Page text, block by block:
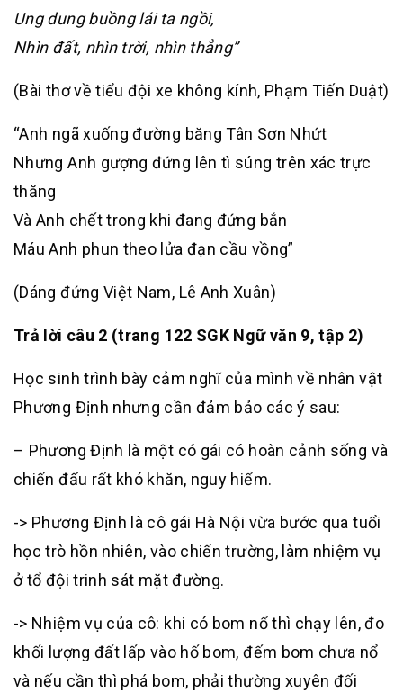
Ung dung buồng lái ta ngồi,
Nhìn đất, nhìn trời, nhìn thẳng”
(Bài thơ về tiểu đội xe không kính, Phạm Tiến Duật)
“Anh ngã xuống đường băng Tân Sơn Nhứt
Nhưng Anh gượng đứng lên tì súng trên xác trực
thăng
Và Anh chết trong khi đang đứng bắn
Máu Anh phun theo lửa đạn cầu vồng”
(Dáng đứng Việt Nam, Lê Anh Xuân)
Trả lời câu 2 (trang 122 SGK Ngữ văn 9, tập 2)
Học sinh trình bày cảm nghĩ của mình về nhân vật
Phương Định nhưng cần đảm bảo các ý sau:
– Phương Định là một có gái có hoàn cảnh sống và
chiến đấu rất khó khăn, nguy hiểm.
-> Phương Định là cô gái Hà Nội vừa bước qua tuổi
học trò hồn nhiên, vào chiến trường, làm nhiệm vụ
ở tổ đội trinh sát mặt đường.
-> Nhiệm vụ của cô: khi có bom nổ thì chạy lên, đo
khối lượng đất lấp vào hố bom, đếm bom chưa nổ
và nếu cần thì phá bom, phải thường xuyên đối